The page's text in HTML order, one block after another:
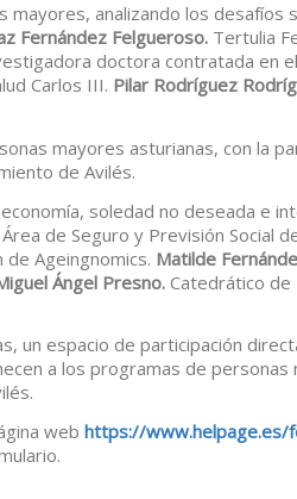
mayores, analizando los desafíos
Fernández Felgueroso. Tertulia
doctora contratada en
Carlos III. Pilar Rodríguez
mayores asturianas, con la
de Avilés.
soledad no deseada e
de Seguro y Previsión Social
de Ageingnomics. Matilde
Ángel Presno. Catedrático de
un espacio de participación
a los programas de personas
web https://www.helpage.es/